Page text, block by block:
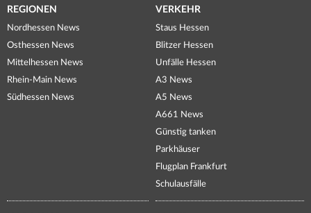
REGIONEN
Nordhessen News
Osthessen News
Mittelhessen News
Rhein-Main News
Südhessen News
VERKEHR
Staus Hessen
Blitzer Hessen
Unfälle Hessen
A3 News
A5 News
A661 News
Günstig tanken
Parkhäuser
Flugplan Frankfurt
Schulausfälle